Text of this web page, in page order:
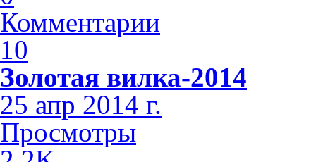
Комментарии
10
Золотая вилка-2014
25 апр 2014 г.
Просмотры